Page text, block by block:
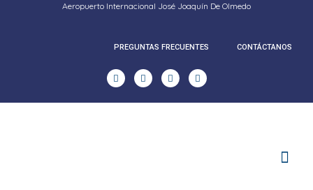
Aeropuerto Internacional José Joaquín De Olmedo
PREGUNTAS FRECUENTES CONTÁCTANOS